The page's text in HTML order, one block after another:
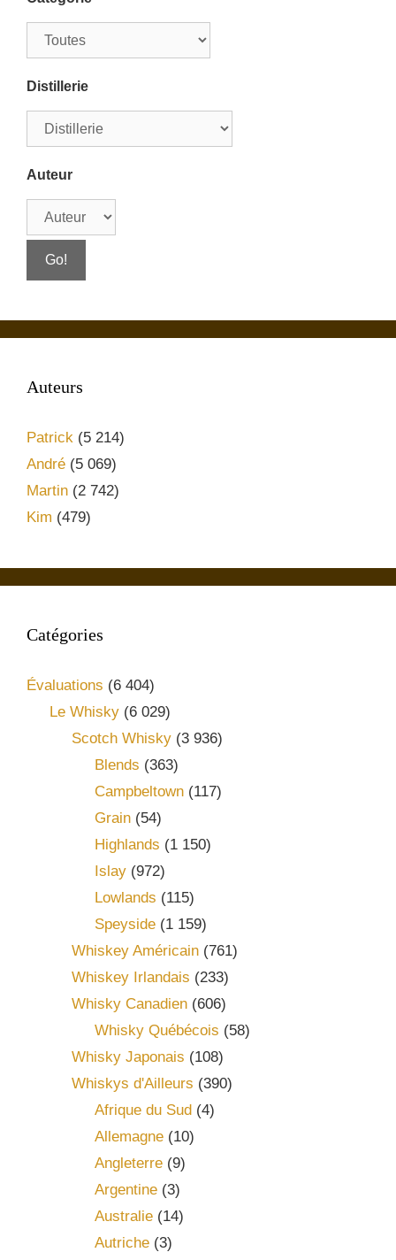
Distillerie
Auteur
Auteurs
Patrick (5 214)
André (5 069)
Martin (2 742)
Kim (479)
Catégories
Évaluations (6 404)
Le Whisky(6 029)
Scotch Whisky (3 936)
Blends (363)
Campbeltown(117)
Grain(54)
Highlands (1 150)
Islay(972)
Lowlands (115)
Speyside(1 159)
Whiskey Américain (761)
Whiskey Irlandais (233)
Whisky Canadien (606)
Whisky Québécois (58)
Whisky Japonais (108)
Whiskys d'Ailleurs (390)
Afrique du Sud(4)
Allemagne(10)
Angleterre(9)
Argentine(3)
Australie(14)
Autriche(3)